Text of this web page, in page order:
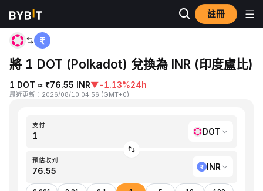
註冊
首頁 DOT to INR
將 1 DOT (Polkadot) 兌換為 INR (印度盧比)
1 DOT ≈ ₹76.55 INR▼-1.13%24h
最近更新 ： 2026/08/10 04:56 (GMT+0)
支付
DOT
預估收到
INR